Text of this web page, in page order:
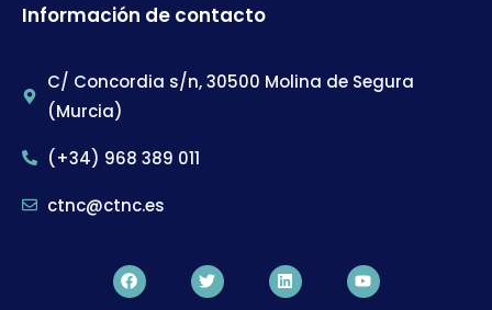
Información de contacto
C/ Concordia s/n, 30500 Molina de Segura
(Murcia)
(+34) 968 389 011
ctnc@ctnc.es